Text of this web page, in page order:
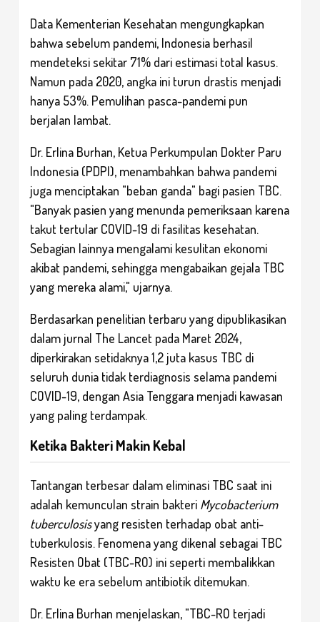
Data Kementerian Kesehatan mengungkapkan
bahwa sebelum pandemi, Indonesia berhasil
mendeteksi sekitar 71% dari estimasi total kasus.
Namun pada 2020, angka ini turun drastis menjadi
hanya 53%. Pemulihan pasca-pandemi pun
berjalan lambat.
Dr. Erlina Burhan, Ketua Perkumpulan Dokter Paru
Indonesia (PDPI), menambahkan bahwa pandemi
juga menciptakan "beban ganda" bagi pasien TBC.
"Banyak pasien yang menunda pemeriksaan karena
takut tertular COVID-19 di fasilitas kesehatan.
Sebagian lainnya mengalami kesulitan ekonomi
akibat pandemi, sehingga mengabaikan gejala TBC
yang mereka alami," ujarnya.
Berdasarkan penelitian terbaru yang dipublikasikan
dalam jurnal The Lancet pada Maret 2024,
diperkirakan setidaknya 1,2 juta kasus TBC di
seluruh dunia tidak terdiagnosis selama pandemi
COVID-19, dengan Asia Tenggara menjadi kawasan
yang paling terdampak.
Ketika Bakteri Makin Kebal
Tantangan terbesar dalam eliminasi TBC saat ini
adalah kemunculan strain bakteri Mycobacterium
tuberculosisyang resisten terhadap obat anti-
tuberkulosis. Fenomena yang dikenal sebagai TBC
Resisten Obat (TBC-RO) ini seperti membalikkan
waktu ke era sebelum antibiotik ditemukan.
Dr. Erlina Burhan menjelaskan, "TBC-RO terjadi